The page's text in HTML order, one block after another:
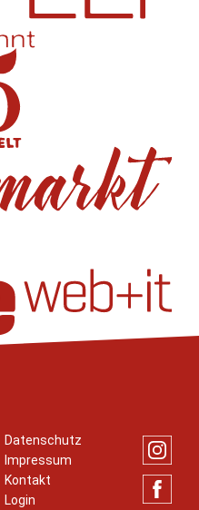
Datenschutz
Impressum
Kontakt
Login